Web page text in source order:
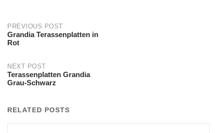
Post
PREVIOUS POST
Grandia Terassenplatten in
Rot
NEXT POST
Terassenplatten Grandia
Grau-Schwarz
RELATED POSTS